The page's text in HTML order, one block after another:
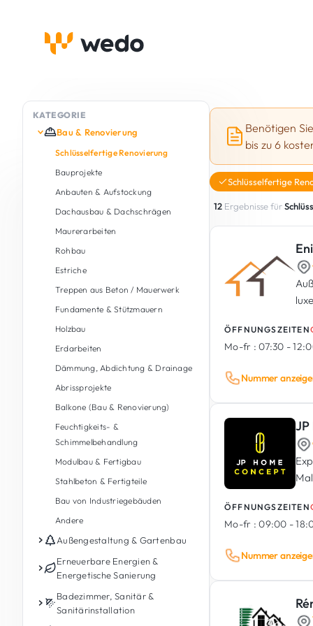
KATEGORIE
Bau & Renovierung
Schlüsselfertige Renovierung
Bauprojekte
Anbauten & Aufstockung
Dachausbau & Dachschrägen
Maurerarbeiten
Rohbau
Estriche
Treppen aus Beton / Mauerwerk
Fundamente & Stützmauern
Holzbau
Erdarbeiten
Dämmung, Abdichtung & Drainage
Abrissprojekte
Balkone (Bau & Renovierung)
Feuchtigkeits- &
Schimmelbehandlung
Modulbau & Fertigbau
Stahlbeton & Fertigteile
Bau von Industriegebäuden
Andere
Außengestaltung & Gartenbau
Gartenpflege
Gartengestaltung &
Landschaftsbau
Außengestaltung
Erneuerbare Energien &
Energetische Sanierung
Photovoltaik
Energiespeicherbatterie
Badezimmer, Sanitär &
Sanitärinstallation
Benötigen
bis zu 6
Schlüsselfertige
12 Ergebnisse für
ÖFFNUNGSZEITEN
Mo-fr : 07:30 -
Nummer
JP
ÖFFNUNGSZEITEN
Mo-fr : 09:00 -
Nummer